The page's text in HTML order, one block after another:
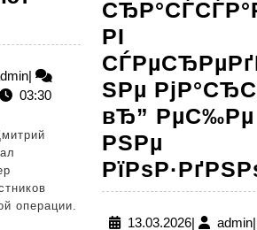
admin
|
03:30
операции.
РІ
ЅРµ
вЂ” РµС‰Рµ
РЅРµ
13.03.202613.03.2026
| admin|